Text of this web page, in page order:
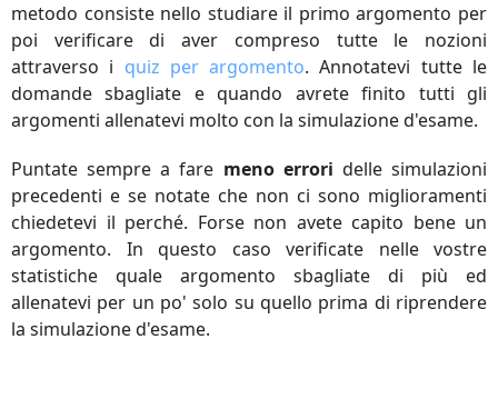
metodo consiste nello studiare il primo argomento per
poi verificare di aver compreso tutte le nozioni
attraverso i quiz per argomento. Annotatevi tutte le
domande sbagliate e quando avrete finito tutti gli
argomenti allenatevi molto con la simulazione d'esame.
Puntate sempre a fare meno errori delle simulazioni
precedenti e se notate che non ci sono miglioramenti
chiedetevi il perché. Forse non avete capito bene un
argomento. In questo caso verificate nelle vostre
statistiche quale argomento sbagliate di più ed
allenatevi per un po' solo su quello prima di riprendere
la simulazione d'esame.